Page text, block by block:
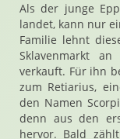
Als der junge
landet, kann nur
Familie lehnt
Sklavenmarkt
verkauft. Für ihn
zum Retiarius,
den Namen
denn aus den
hervor. Bald